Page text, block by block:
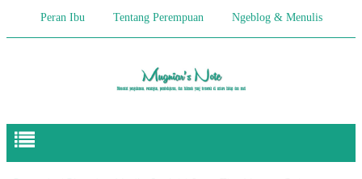
Peran Ibu Tentang Perempuan Ngeblog & Menulis
Pendidikan Anak